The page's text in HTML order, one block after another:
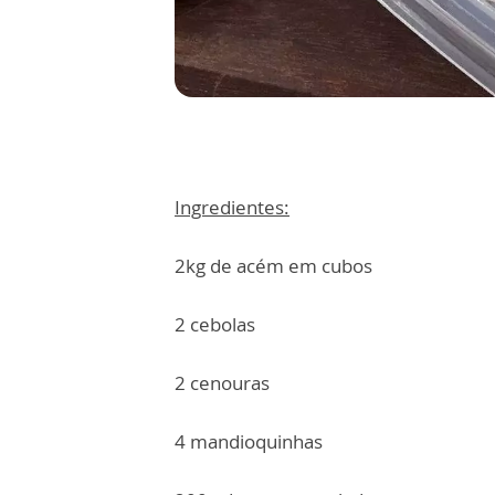
Ingredientes:
2kg de acém em cubos
2 cebolas
2 cenouras
4 mandioquinhas